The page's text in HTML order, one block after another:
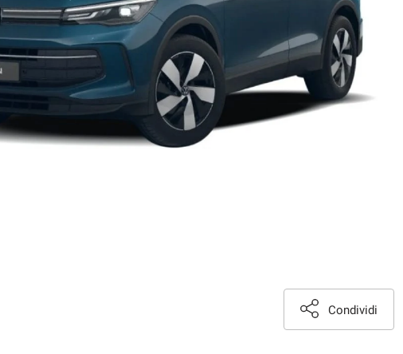
Condividi